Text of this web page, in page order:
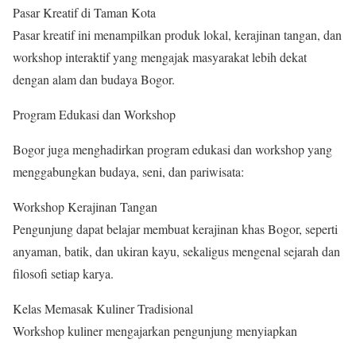
Pasar Kreatif di Taman Kota
Pasar kreatif ini menampilkan produk lokal, kerajinan tangan, dan
workshop interaktif yang mengajak masyarakat lebih dekat
dengan alam dan budaya Bogor.
Program Edukasi dan Workshop
Bogor juga menghadirkan program edukasi dan workshop yang
menggabungkan budaya, seni, dan pariwisata:
Workshop Kerajinan Tangan
Pengunjung dapat belajar membuat kerajinan khas Bogor, seperti
anyaman, batik, dan ukiran kayu, sekaligus mengenal sejarah dan
filosofi setiap karya.
Kelas Memasak Kuliner Tradisional
Workshop kuliner mengajarkan pengunjung menyiapkan